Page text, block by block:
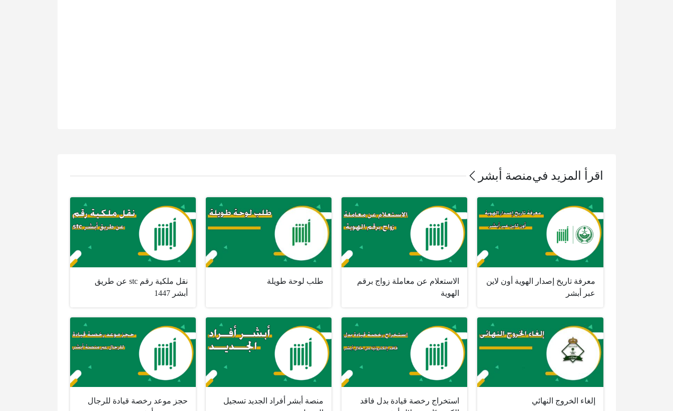
اقرأ المزيد فيمنصة أبشر
معرفة تاريخ إصدار الهوية أون لاين
عبر أبشر
الاستعلام عن معاملة زواج برقم
الهوية
طلب لوحة طويلة
نقل ملكية رقم stc عن طريق
أبشر 1447
إلغاء الخروج النهائي
استخراج رخصة قيادة بدل فاقد
منصة أبشر أفراد الجديد تسجيل
حجز موعد رخصة قيادة للرجال